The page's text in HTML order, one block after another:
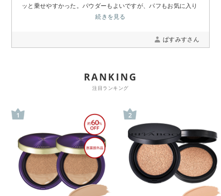
ッと乗せやすかった。パウダーもよいですが、パフもお気に入り
続きを見る
ぱすみすさん
RANKING
注目ランキング
1 2